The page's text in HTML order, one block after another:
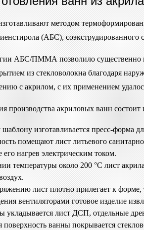
методом
(АБС),
АБС/ПММА позволило существенно
из стекловолокна благодаря
с акрилом, с их применением
производства акриловых ванн
изготавливается пресс-форма
помещают лист литьевого
нагрев электрическим током.
температуры около 200 °C лист
лист плотно прилегает к
вентиляторами готовое изделие
укладывается лист ДСП, отдельные
поверхность ванны покрывается